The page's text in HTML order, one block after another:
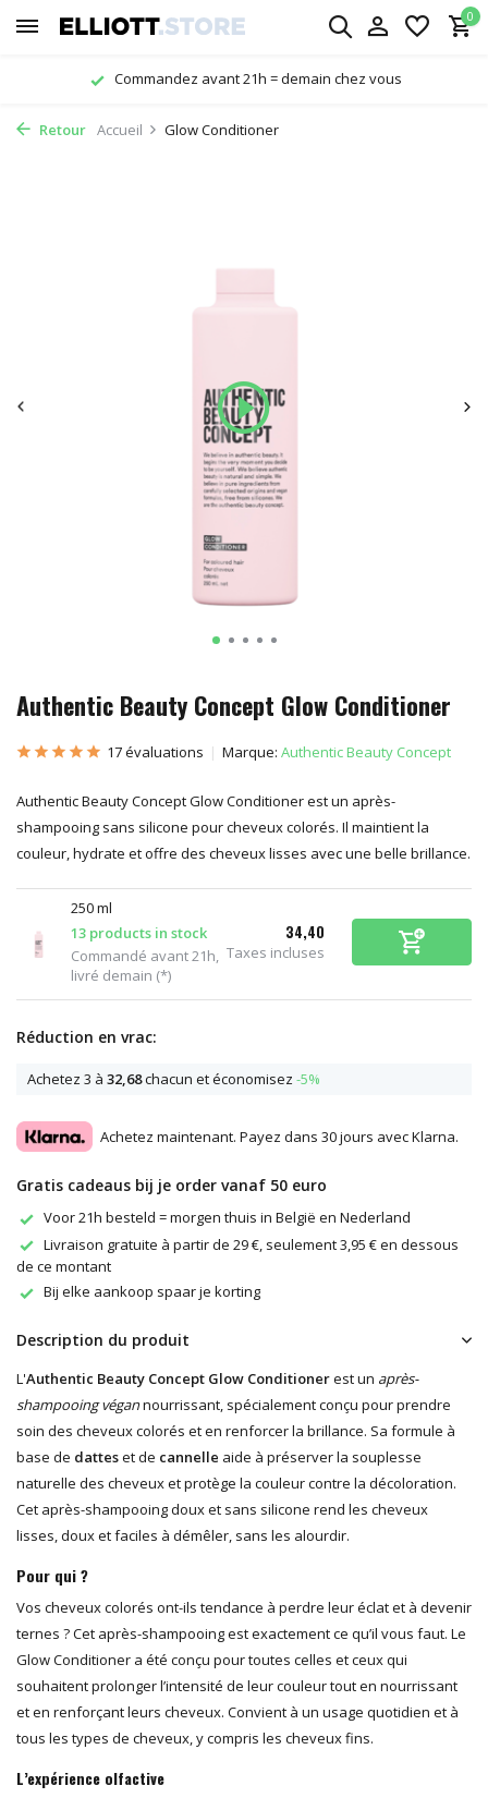
0
avant 21h = demain chez vous
Retour Accueil Glow Conditioner
Authentic Beauty Concept Glow Conditioner
17 évaluations Marque: Authentic Beauty Concept
Authentic Beauty Concept Glow Conditioner est un après-
shampooing sans silicone pour cheveux colorés. Il maintient la
couleur, hydrate et offre des cheveux lisses avec une belle brillance.
250 ml
13 products in stock
Commandé avant 21h,
livré demain (*)
34,40
Taxes incluses
Réduction en vrac:
Achetez 3 à 32,68chacun et économisez -5%
Achetez maintenant. Payez dans 30 jours avec Klarna.
Gratis cadeaus bij je order vanaf 50 euro
Voor 21h besteld = morgen thuis in België en Nederland
Livraison gratuite à partir de 29 €, seulement 3,95 € en dessous
de ce montant
Bij elke aankoop spaar je korting
Description du produit
L'Authentic Beauty Concept Glow Conditionerest un après-
shampooing végannourrissant, spécialement conçu pour prendre
soin des cheveux colorés et en renforcer la brillance. Sa formule à
base de datteset de cannelle aide à préserver la souplesse
naturelle des cheveux et protège la couleur contre la décoloration.
Cet après-shampooing doux et sans silicone rend les cheveux
lisses, doux et faciles à démêler, sans les alourdir.
Pour qui ?
Vos cheveux colorés ont-ils tendance à perdre leur éclat et à devenir
ternes ? Cet après-shampooing est exactement ce qu’il vous faut. Le
Glow Conditioner a été conçu pour toutes celles et ceux qui
souhaitent prolonger l’intensité de leur couleur tout en nourrissant
et en renforçant leurs cheveux. Convient à un usage quotidien et à
tous les types de cheveux, y compris les cheveux fins.
L’expérience olfactive